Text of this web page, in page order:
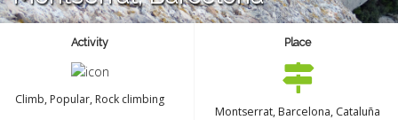
Activity
Climb,Popular,Rock climbing
Place
Montserrat, Barcelona, Cataluña